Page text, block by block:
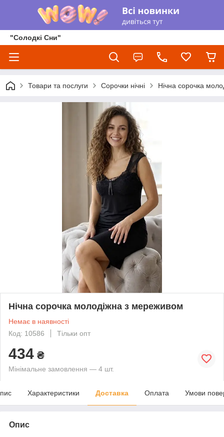
"Солодкі Сни"
Товари та послуги Сорочки нічні Нічна сорочка
Нічна сорочка молодіжна з мереживом
Немає в наявності
Код: 10586
Тільки опт
434 ₴
Мінімальне замовлення — 4 шт.
Характеристики Доставка Оплата Умови
Опис